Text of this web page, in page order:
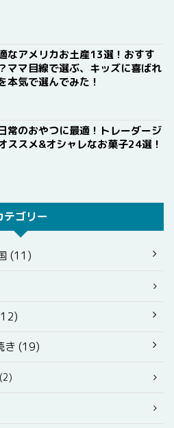
なアメリカお土産13選！おすす
ママ目線で選ぶ、キッズに喜ばれ
本気で選んでみた！
常のおやつに最適！トレーダージ
ススメ&オシャレなお菓子24選！
テゴリー
(11)
き (19)